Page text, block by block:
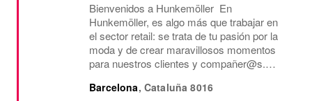
Bienvenidos a Hunkemöller En
Hunkemöller, es algo más que trabajar en
el sector retail: se trata de tu pasión por la
moda y de crear maravillosos momentos
para nuestros clientes y compañer@s.
inspirador en el que todos se sienten
Barcelona, Cataluña 8016